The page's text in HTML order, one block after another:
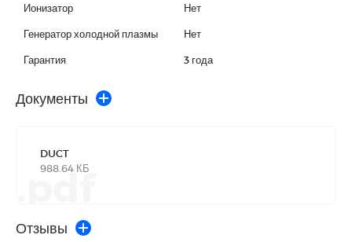
Ионизатор Нет
Генератор холодной плазмы Нет
Гарантия 3 года
Документы
DUCT
988.64 КБ
.pdf
Отзывы